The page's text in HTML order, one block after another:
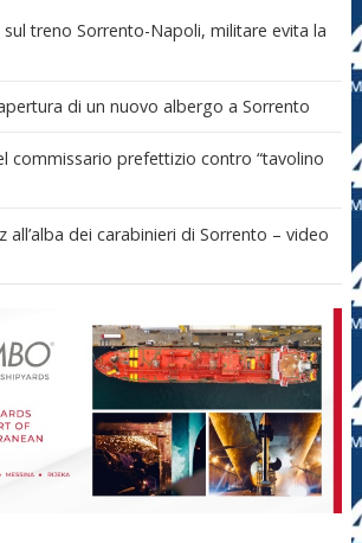
treno Sorrento-Napoli, militare evita la
di un nuovo albergo a Sorrento
commissario prefettizio contro “tavolino
all’alba dei carabinieri di Sorrento – video